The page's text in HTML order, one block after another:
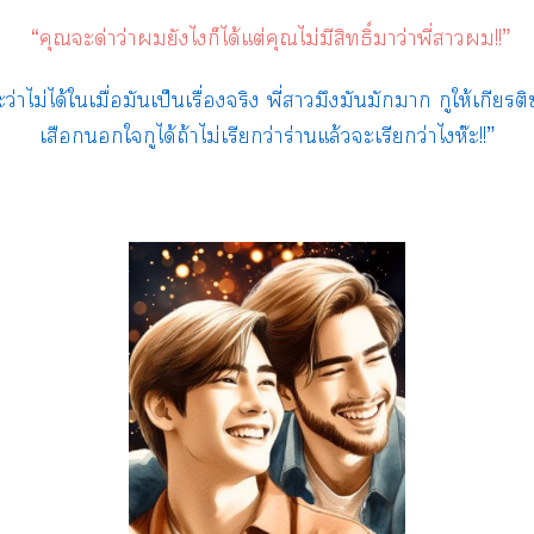
“คุณะด่าว่ายังไก็ได้แต่คุณไม่มีสิทธิ์าว่าพี่า!!”
ว่าไม่ได้ใเมื่อมันเป็นเรื่องจริง พี่ามึงมันมักา กูให้เกียร
เสือกใกูได้ถ้าไม่เรียกว่าร่านแล้วะเรียกว่าไห๊ะ!!”